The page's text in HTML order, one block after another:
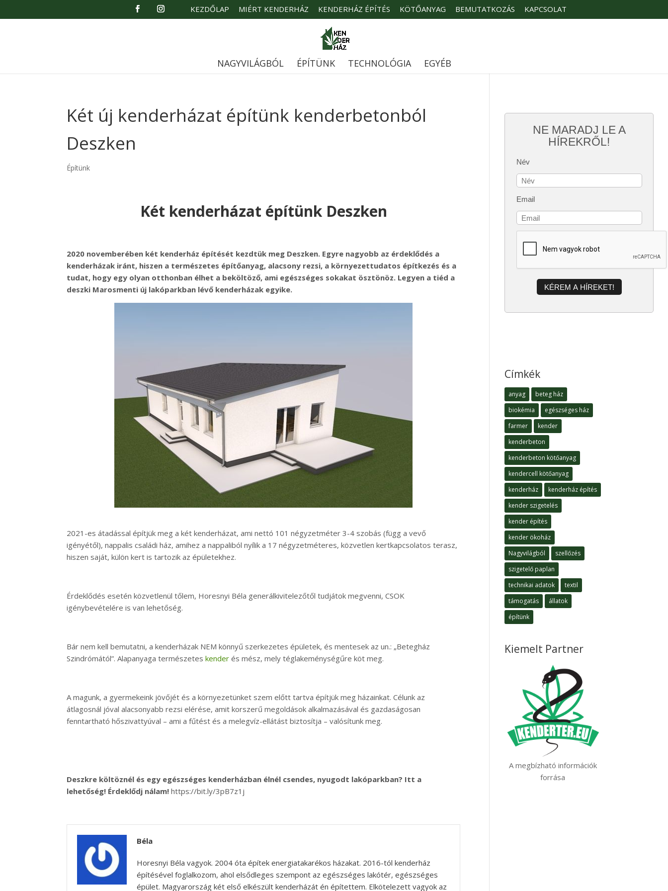
KEZDŐLAP MIÉRT KENDERHÁZ KENDERHÁZ ÉPÍTÉS KÖTŐANYAG BEMUTATKOZÁS KAPCSOLAT
NAGYVILÁGBÓL ÉPÍTÜNK TECHNOLÓGIA EGYÉB
Két új kenderházat építünk kenderbetonból
Deszken
Építünk
Két kenderházat építünk Deszken
2020 novemberében két kenderház építését kezdtük meg Deszken. Egyre nagyobb az érdeklődés a
kenderházak iránt, hiszen a természetes építőanyag, alacsony rezsi, a környezettudatos építkezés és a
tudat, hogy egy olyan otthonban élhet a beköltöző, ami egészséges sokakat ösztönöz. Legyen a tiéd a
deszki Marosmenti új lakóparkban lévő kenderházak egyike.
2021-es átadással építjük meg a két kenderházat, ami nettó 101 négyzetméter 3-4 szobás (függ a vevő
igényétől), nappalis családi ház, amihez a nappaliból nyílik a 17 négyzetméteres, közvetlen kertkapcsolatos terasz,
hiszen saját, külön kert is tartozik az épületekhez.
Érdeklődés esetén közvetlenül tőlem, Horesnyi Béla generálkivitelezőtől tudjátok megvenni, CSOK
igénybevételére is van lehetőség.
Bár nem kell bemutatni, a kenderházak NEM könnyű szerkezetes épületek, és mentesek az un.: „Betegház
Szindrómától”. Alapanyaga természeteskender és mész, mely téglakeménységűre köt meg.
A magunk, a gyermekeink jövőjét és a környezetünket szem előtt tartva építjük meg házainkat. Célunk az
átlagosnál jóval alacsonyabb rezsi elérése, amit korszerű megoldások alkalmazásával és gazdaságosan
fenntartható hőszivattyúval – ami a fűtést és a melegvíz-ellátást biztosítja – valósítunk meg.
Deszkre költöznél és egy egészséges kenderházban élnél csendes, nyugodt lakóparkban? Itt a
lehetőség! Érdeklődj nálam!https://bit.ly/3pB7z1j
Béla
Horesnyi Béla vagyok. 2004 óta építek energiatakarékos házakat. 2016-tól kenderház
építésével foglalkozom, ahol elsődleges szempont az egészséges lakótér, egészséges
épület. Magyarország két első elkészült kenderházát én építettem. Elkötelezett vagyok az
NE MARADJ LE A
HÍREKRŐL!
Név
Email
KÉREM A HÍREKET!
Címkék
anyag
beteg ház
biokémia
egészséges ház
farmer
kender
kenderbeton
kenderbeton kötőanyag
kendercell kötőanyag
kenderház
kenderház építés
kender szigetelés
kender építés
kender ökoház
Nagyvilágból
szellőzés
szigetelő paplan
technikai adatok
textil
támogatás
állatok
építünk
Kiemelt Partner
A megbízható információk
forrása